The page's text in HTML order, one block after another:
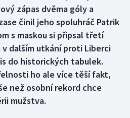
zápas dvěma góly a
činil jeho spoluhráč Patrik
s maskou si připsal třetí
dalším utkání proti Liberci
do historických tabulek.
ho ale více těší fakt,
než osobní rekord chce
mužstva.